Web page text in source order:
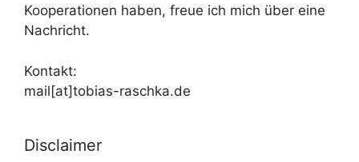
Kooperationen haben, freue ich mich über eine
Nachricht.
Kontakt:
mail[at]tobias-raschka.de
Disclaimer